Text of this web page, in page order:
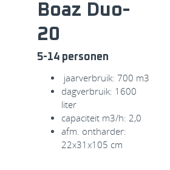
Boaz Duo-
20
5-14 personen
jaarverbruik: 700 m3
dagverbruik: 1600
liter
capaciteit m3/h: 2,0
afm. ontharder:
22x31x105 cm